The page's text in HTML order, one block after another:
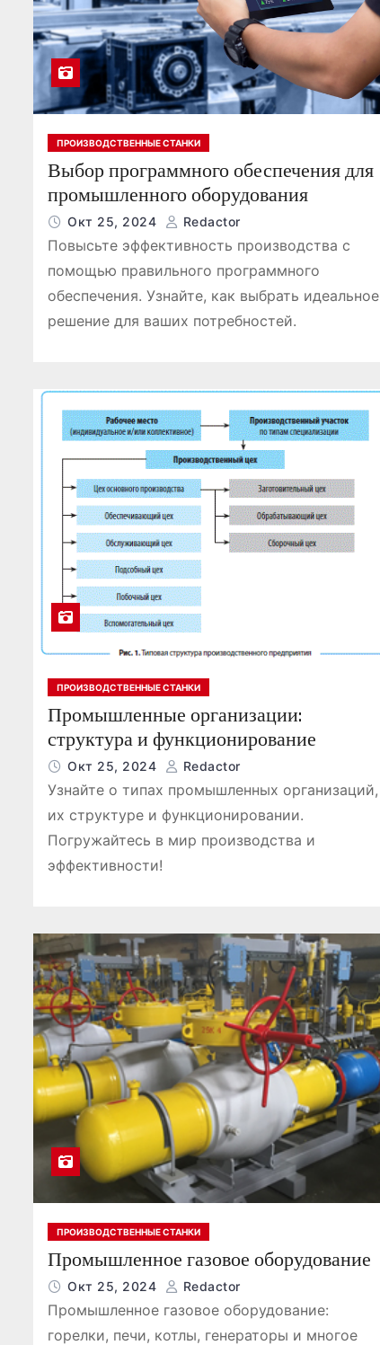
ПРОИЗВОДСТВЕННЫЕ СТАНКИ
Выбор программного обеспечения для
промышленного оборудования
Окт 25, 2024 Redactor
Повысьте эффективность производства с
помощью правильного программного
обеспечения. Узнайте, как выбрать идеальное
решение для ваших потребностей.
ПРОИЗВОДСТВЕННЫЕ СТАНКИ
Промышленные организации:
структура и функционирование
Окт 25, 2024 Redactor
Узнайте о типах промышленных организаций,
их структуре и функционировании.
Погружайтесь в мир производства и
эффективности!
ПРОИЗВОДСТВЕННЫЕ СТАНКИ
Промышленное газовое оборудование
Окт 25, 2024 Redactor
Промышленное газовое оборудование:
горелки, печи, котлы, генераторы и многое